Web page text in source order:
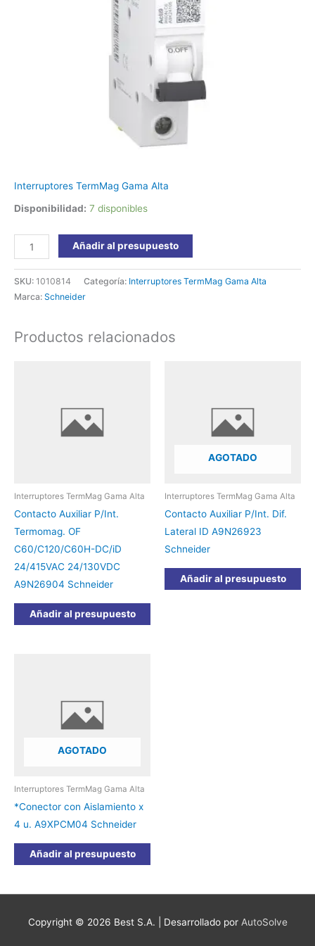
Interruptores TermMag Gama Alta
Disponibilidad: 7 disponibles
Añadir al presupuesto
SKU: 1010814 Categoría: Interruptores TermMag Gama Alta
Marca: Schneider
Productos relacionados
Interruptores TermMag Gama Alta
Contacto Auxiliar P/Int.
Termomag. OF
C60/C120/C60H-DC/iD
24/415VAC 24/130VDC
A9N26904 Schneider
Añadir al presupuesto
AGOTADO
Interruptores TermMag Gama Alta
Contacto Auxiliar P/Int. Dif.
Lateral ID A9N26923
Schneider
Añadir al presupuesto
AGOTADO
Interruptores TermMag Gama Alta
*Conector con Aislamiento x
4 u. A9XPCM04 Schneider
Añadir al presupuesto
Copyright © 2026 Best S.A. | Desarrollado por AutoSolve